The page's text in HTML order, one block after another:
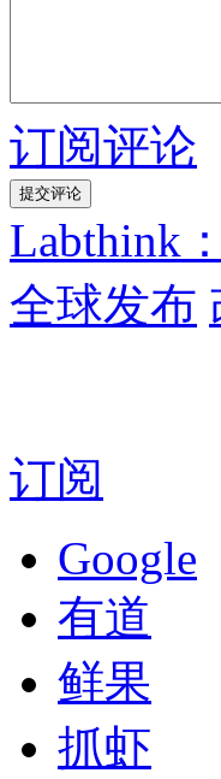
订阅评论
Labthink
全球发布
订阅
Google
有道
鲜果
抓虾